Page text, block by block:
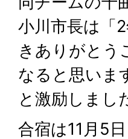
小川市長は「
きありがとう
なると思いま
と激励しまし
合宿は11月5